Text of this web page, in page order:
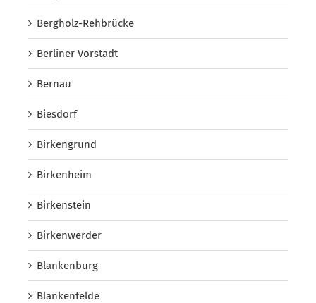
Bergholz-Rehbrücke
Berliner Vorstadt
Bernau
Biesdorf
Birkengrund
Birkenheim
Birkenstein
Birkenwerder
Blankenburg
Blankenfelde